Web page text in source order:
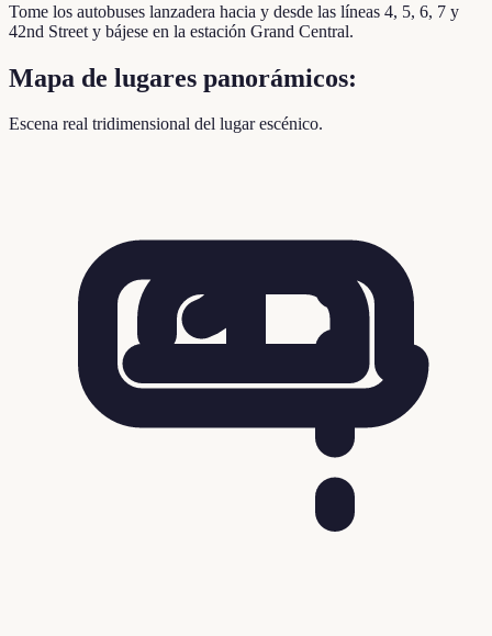
Tome los autobuses lanzadera hacia y desde las líneas 4, 5, 6, 7 y
42nd Street y bájese en la estación Grand Central.
Mapa de lugares panorámicos:
Escena real tridimensional del lugar escénico.